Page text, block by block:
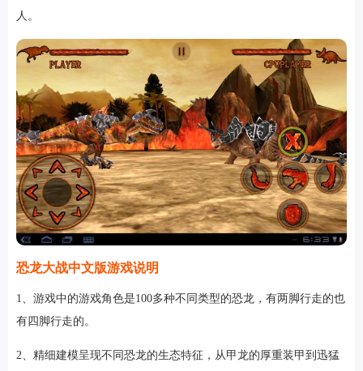
资讯
人。
恐龙大战中文版游戏说明
1、游戏中的游戏角色是100多种不同类型的恐龙，有两脚行走的也
有四脚行走的。
2、精细建模呈现不同恐龙的生态特征，从甲龙的厚重装甲到迅猛